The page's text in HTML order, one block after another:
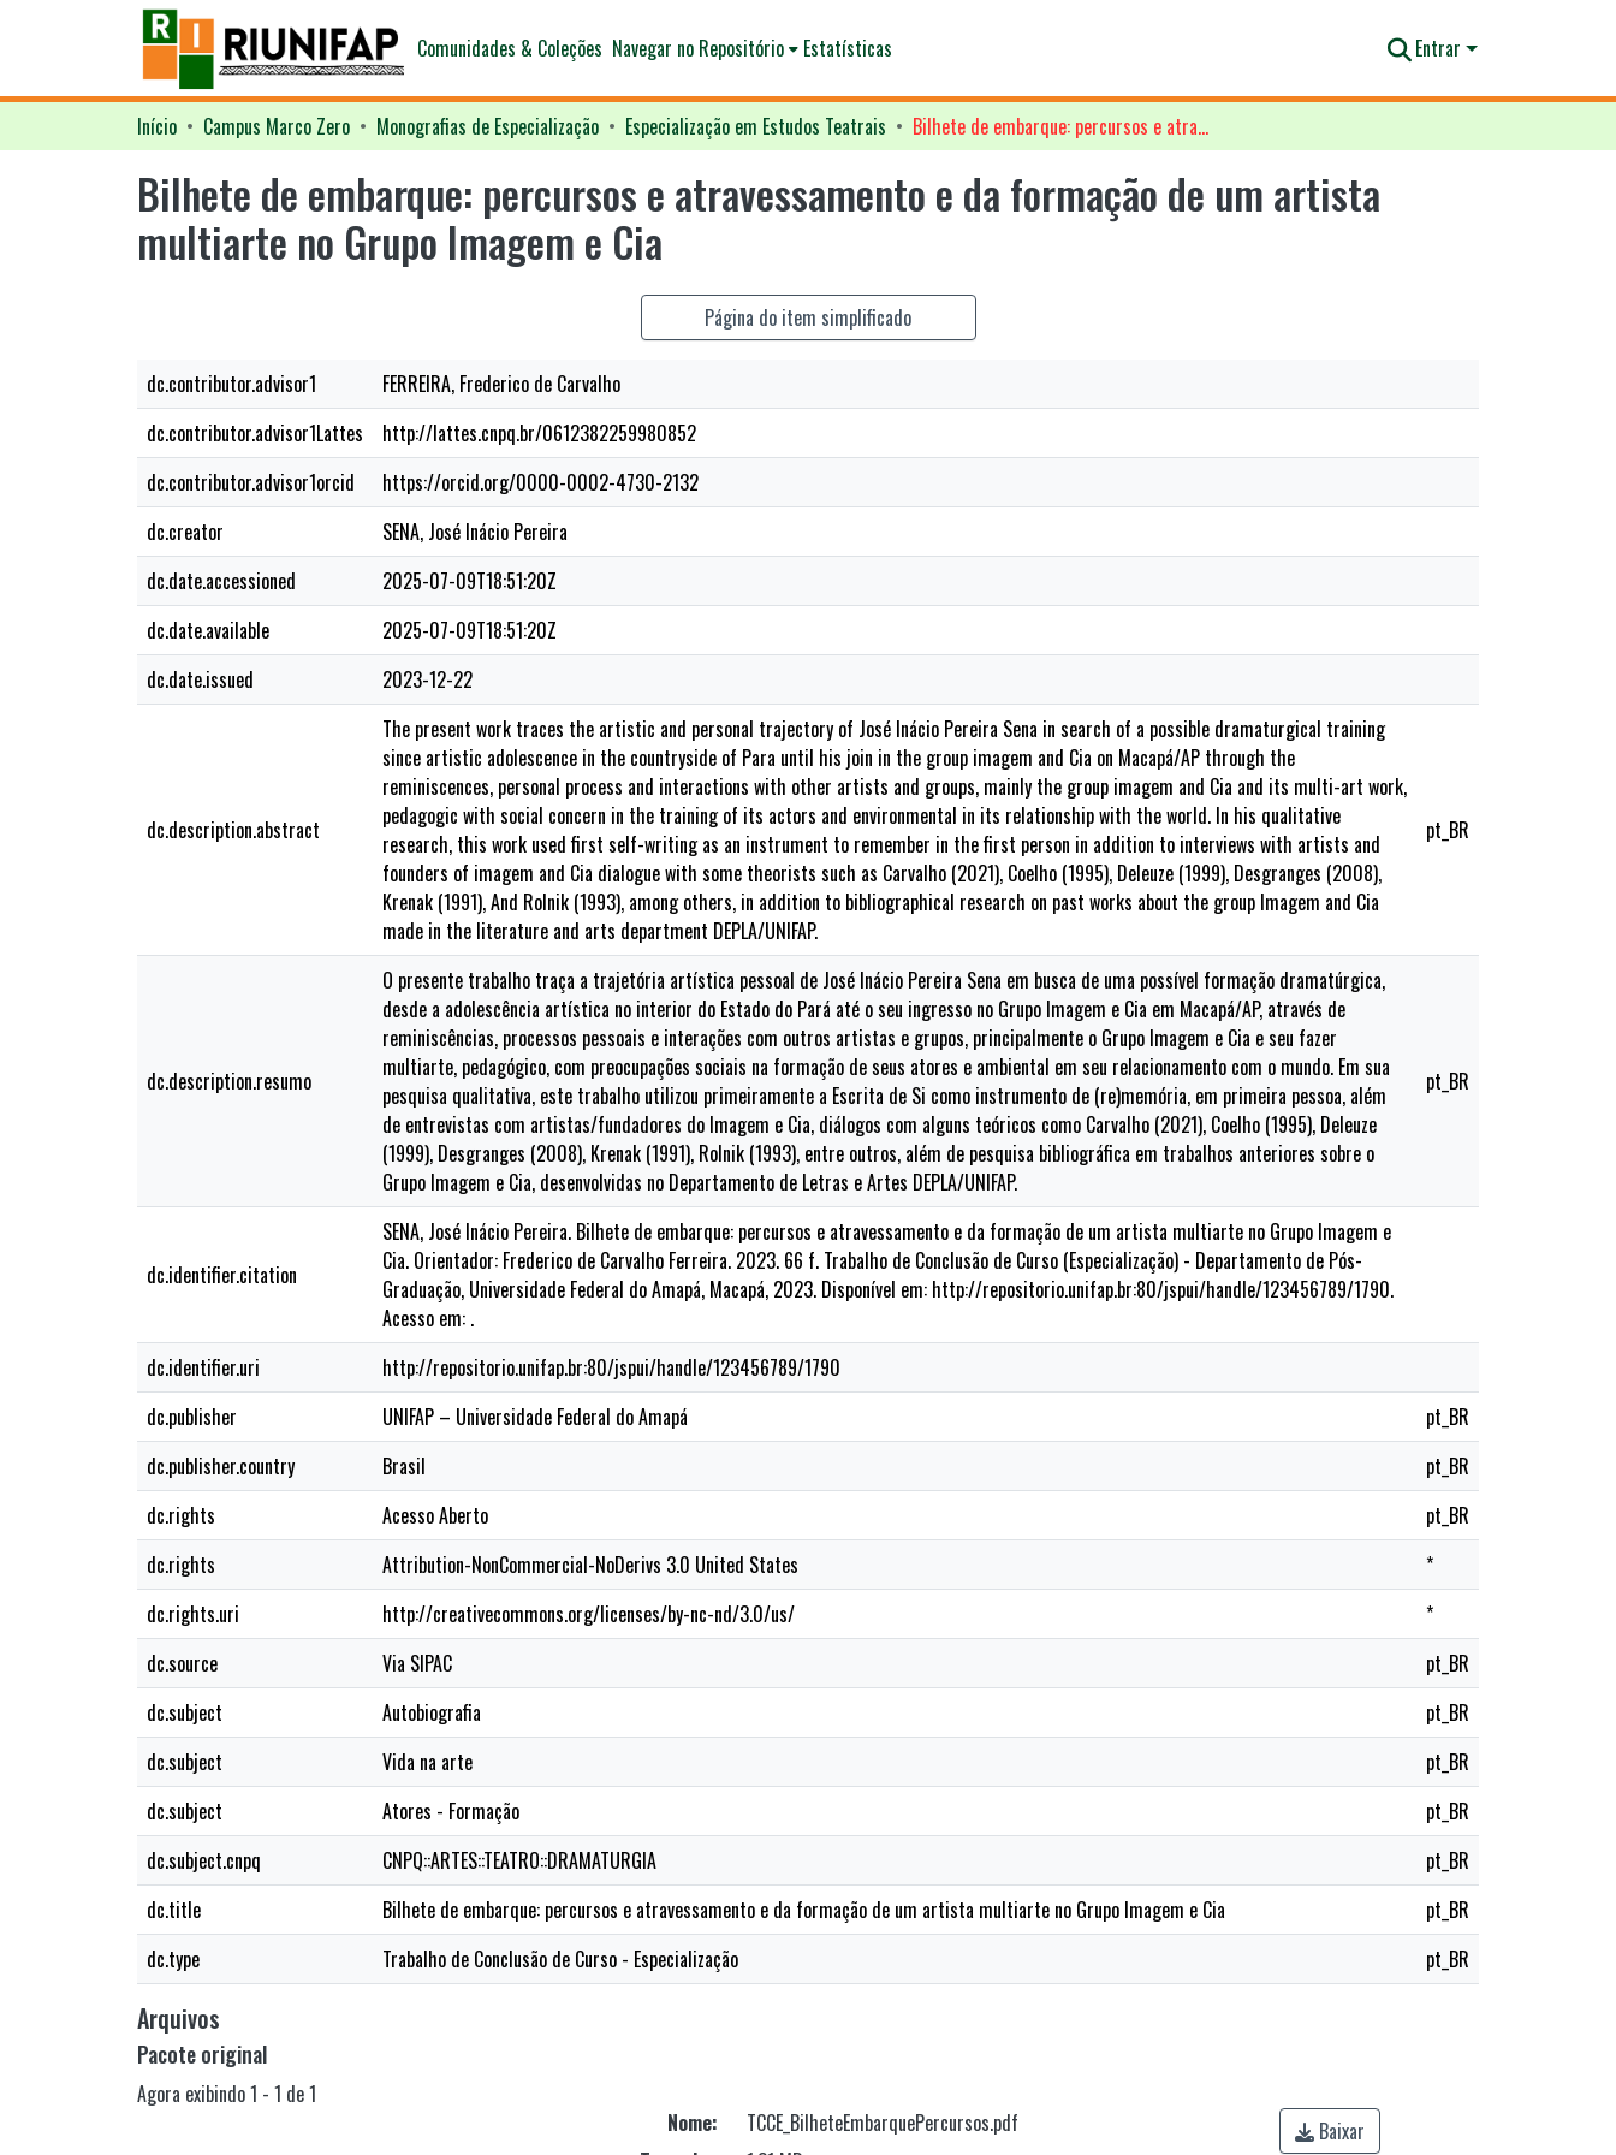
Comunidades & Coleções Navegar no Repositório Estatísticas Entrar
Início Campus Marco Zero Monografias de Especialização Especialização em Estudos Teatrais Bilhete de embarque: percursos e atravessamento e da formação de um artista multiarte no Grupo Imagem e Cia
Bilhete de embarque: percursos e atravessamento e da formação de um artista
multiarte no Grupo Imagem e Cia
Página do item simplificado
dc.contributor.advisor1
FERREIRA, Frederico de Carvalho
dc.contributor.advisor1Lattes
http://lattes.cnpq.br/0612382259980852
dc.contributor.advisor1orcid
https://orcid.org/0000-0002-4730-2132
dc.creator
SENA, José Inácio Pereira
dc.date.accessioned
2025-07-09T18:51:20Z
dc.date.available
2025-07-09T18:51:20Z
dc.date.issued
2023-12-22
dc.description.abstract
The present work traces the artistic and personal trajectory of José Inácio Pereira Sena in search of a possible dramaturgical training
since artistic adolescence in the countryside of Para until his join in the group imagem and Cia on Macapá/AP through the
reminiscences, personal process and interactions with other artists and groups, mainly the group imagem and Cia and its multi-art work,
pedagogic with social concern in the training of its actors and environmental in its relationship with the world. In his qualitative
research, this work used first self-writing as an instrument to remember in the first person in addition to interviews with artists and
founders of imagem and Cia dialogue with some theorists such as Carvalho (2021), Coelho (1995), Deleuze (1999), Desgranges (2008),
Krenak (1991), And Rolnik (1993), among others, in addition to bibliographical research on past works about the group Imagem and Cia
made in the literature and arts department DEPLA/UNIFAP.
pt_BR
dc.description.resumo
O presente trabalho traça a trajetória artística pessoal de José Inácio Pereira Sena em busca de uma possível formação dramatúrgica,
desde a adolescência artística no interior do Estado do Pará até o seu ingresso no Grupo Imagem e Cia em Macapá/AP, através de
reminiscências, processos pessoais e interações com outros artistas e grupos, principalmente o Grupo Imagem e Cia e seu fazer
multiarte, pedagógico, com preocupações sociais na formação de seus atores e ambiental em seu relacionamento com o mundo. Em sua
pesquisa qualitativa, este trabalho utilizou primeiramente a Escrita de Si como instrumento de (re)memória, em primeira pessoa, além
de entrevistas com artistas/fundadores do Imagem e Cia, diálogos com alguns teóricos como Carvalho (2021), Coelho (1995), Deleuze
(1999), Desgranges (2008), Krenak (1991), Rolnik (1993), entre outros, além de pesquisa bibliográfica em trabalhos anteriores sobre o
Grupo Imagem e Cia, desenvolvidas no Departamento de Letras e Artes DEPLA/UNIFAP.
pt_BR
dc.identifier.citation
SENA, José Inácio Pereira. Bilhete de embarque: percursos e atravessamento e da formação de um artista multiarte no Grupo Imagem e
Cia. Orientador: Frederico de Carvalho Ferreira. 2023. 66 f. Trabalho de Conclusão de Curso (Especialização) - Departamento de Pós-
Graduação, Universidade Federal do Amapá, Macapá, 2023. Disponível em: http://repositorio.unifap.br:80/jspui/handle/123456789/1790.
Acesso em: .
dc.identifier.uri
http://repositorio.unifap.br:80/jspui/handle/123456789/1790
dc.publisher
UNIFAP – Universidade Federal do Amapá
pt_BR
dc.publisher.country
Brasil
pt_BR
dc.rights
Acesso Aberto
pt_BR
dc.rights
Attribution-NonCommercial-NoDerivs 3.0 United States
*
dc.rights.uri
http://creativecommons.org/licenses/by-nc-nd/3.0/us/
*
dc.source
Via SIPAC
pt_BR
dc.subject
Autobiografia
pt_BR
dc.subject
Vida na arte
pt_BR
dc.subject
Atores - Formação
pt_BR
dc.subject.cnpq
CNPQ::ARTES::TEATRO::DRAMATURGIA
pt_BR
dc.title
Bilhete de embarque: percursos e atravessamento e da formação de um artista multiarte no Grupo Imagem e Cia
pt_BR
dc.type
Trabalho de Conclusão de Curso - Especialização pt_BR
Arquivos
Pacote original
Agora exibindo1 - 1 de 1
Nome:
TCCE_BilheteEmbarquePercursos.pdf
Baixar